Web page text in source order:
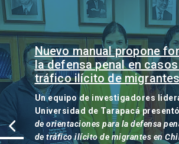
Nuevo manual propone
la defensa penal en
tráfico ilícito de
Un equipo de investigadores
Universidad de Tarapacá presentó
de orientaciones para la defensa
de tráfico ilícito de migrantes en